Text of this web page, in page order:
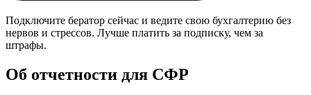
Подключите бератор сейчас и ведите свою бухгалтерию без
нервов и стрессов. Лучше платить за подписку, чем за
штрафы.
Об отчетности для СФР